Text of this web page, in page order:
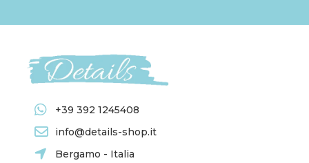
+39 392 1245408
info@details-shop.it
Bergamo - Italia